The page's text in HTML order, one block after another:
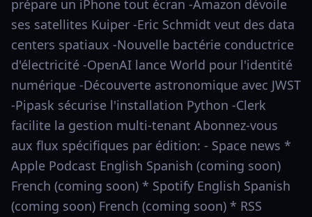
prépare un iPhone tout écran -Amazon dévoile
ses satellites Kuiper -Eric Schmidt veut des data
centers spatiaux -Nouvelle bactérie conductrice
d'électricité -OpenAI lance World pour l'identité
numérique -Découverte astronomique avec JWST
-Pipask sécurise l'installation Python -Clerk
facilite la gestion multi-tenant Abonnez-vous
aux flux spécifiques par édition: - Space news *
Apple Podcast English Spanish (coming soon)
French (coming soon) * Spotify English Spanish
(coming soon) French (coming soon) * RSS